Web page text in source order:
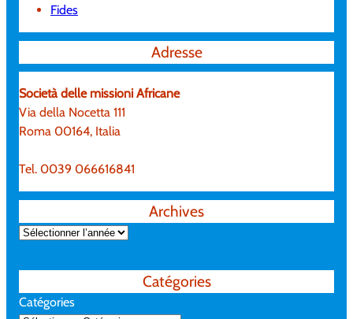
Fides
Adresse
Società delle missioni Africane
Via della Nocetta 111
Roma 00164, Italia
Tel. 0039 066616841
Archives
A
c
i
Catégories
Catégories